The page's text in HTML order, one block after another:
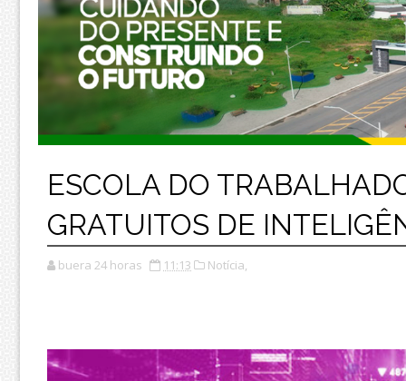
ESCOLA DO
GRATUITOS DE
buera 24 horas 11:13 Notícia,